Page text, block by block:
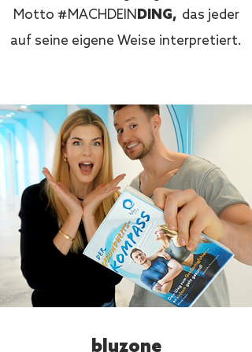
Motto #MACHDEINDING, das jeder
auf seine eigene Weise interpretiert.
bluzone